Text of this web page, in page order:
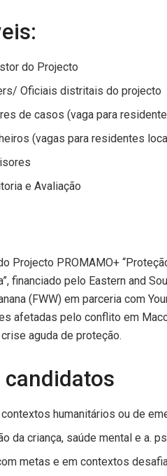
do Projecto
Oficiais distritais do projecto
de casos (vaga para
(vagas para residentes
e Avaliação
Projecto PROMAMO+
financiado pelo Eastern and
(FWW) em parceria com
afetadas pelo conflito em
aguda de proteção.
humanitários ou de
da criança, saúde mental e a.
metas e em contextos